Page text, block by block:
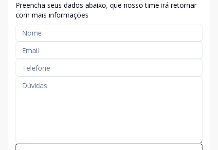
Preencha seus dados abaixo, que nosso time irá retornar
com mais informações